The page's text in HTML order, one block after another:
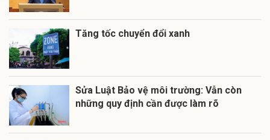
Tăng tốc chuyển đổi xanh
Sửa Luật Bảo vệ môi trường: Vẫn còn
những quy định cần được làm rõ